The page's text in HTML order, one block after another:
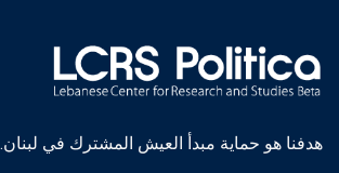
هدفنا هو حماية مبدأ العيش المشترك في لبنان.